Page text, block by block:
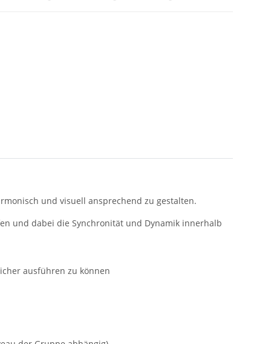
und visuell ansprechend zu gestalten.
und dabei die Synchronität und Dynamik innerhalb
ausführen zu können